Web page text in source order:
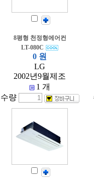
8평형 천정형에어컨
LT-080C
0 원
LG
2002년9월제조
1 개
수량